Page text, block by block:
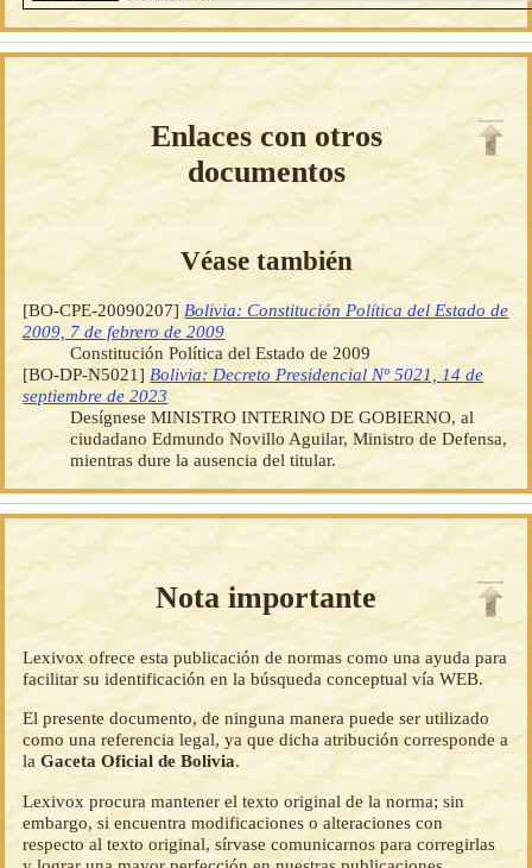
Enlaces con otros
documentos
Véase también
[BO-CPE-20090207] Bolivia: Constitución Política del Estado de
2009, 7 de febrero de 2009
Constitución Política del Estado de 2009
[BO-DP-N5021] Bolivia: Decreto Presidencial Nº 5021, 14 de
septiembre de 2023
Desígnese MINISTRO INTERINO DE GOBIERNO, al
ciudadano Edmundo Novillo Aguilar, Ministro de Defensa,
mientras dure la ausencia del titular.
Nota importante
Lexivox ofrece esta publicación de normas como una ayuda para
facilitar su identificación en la búsqueda conceptual vía WEB.
El presente documento, de ninguna manera puede ser utilizado
como una referencia legal, ya que dicha atribución corresponde a
laGaceta Oficial de Bolivia.
Lexivox procura mantener el texto original de la norma; sin
embargo, si encuentra modificaciones o alteraciones con
respecto al texto original, sírvase comunicarnos para corregirlas